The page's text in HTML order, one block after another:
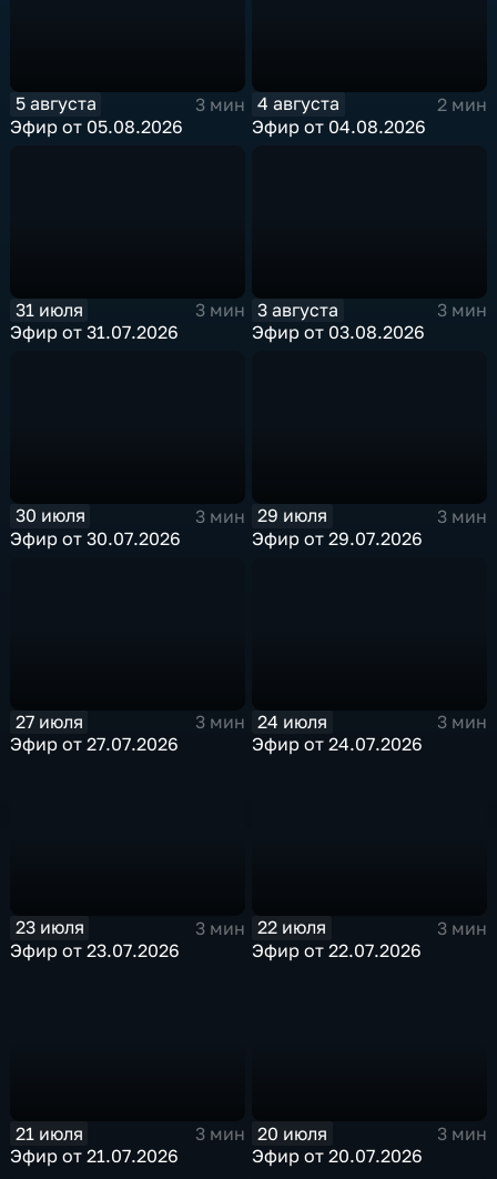
5 августа
3 мин
Эфир от 05.08.2026
4 августа
2 мин
Эфир от 04.08.2026
31 июля
3 мин
Эфир от 31.07.2026
3 августа
3 мин
Эфир от 03.08.2026
30 июля
3 мин
Эфир от 30.07.2026
29 июля
3 мин
Эфир от 29.07.2026
27 июля
3 мин
Эфир от 27.07.2026
24 июля
3 мин
Эфир от 24.07.2026
23 июля
3 мин
Эфир от 23.07.2026
22 июля
3 мин
Эфир от 22.07.2026
21 июля
3 мин
Эфир от 21.07.2026
20 июля
3 мин
Эфир от 20.07.2026